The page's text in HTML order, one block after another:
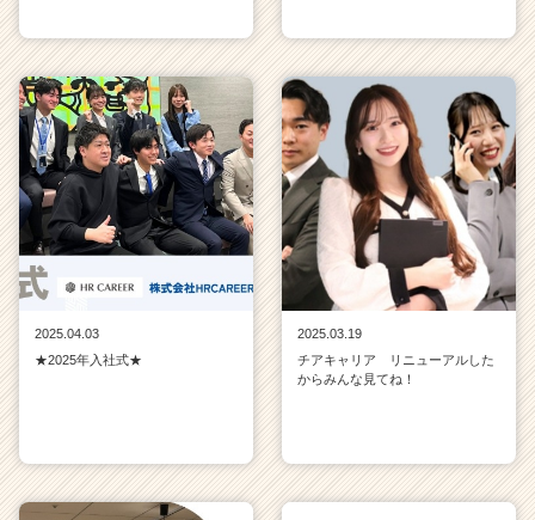
2025.04.03
★2025年入社式★
2025.03.19
チアキャリア リニューアルした
からみんな見てね！